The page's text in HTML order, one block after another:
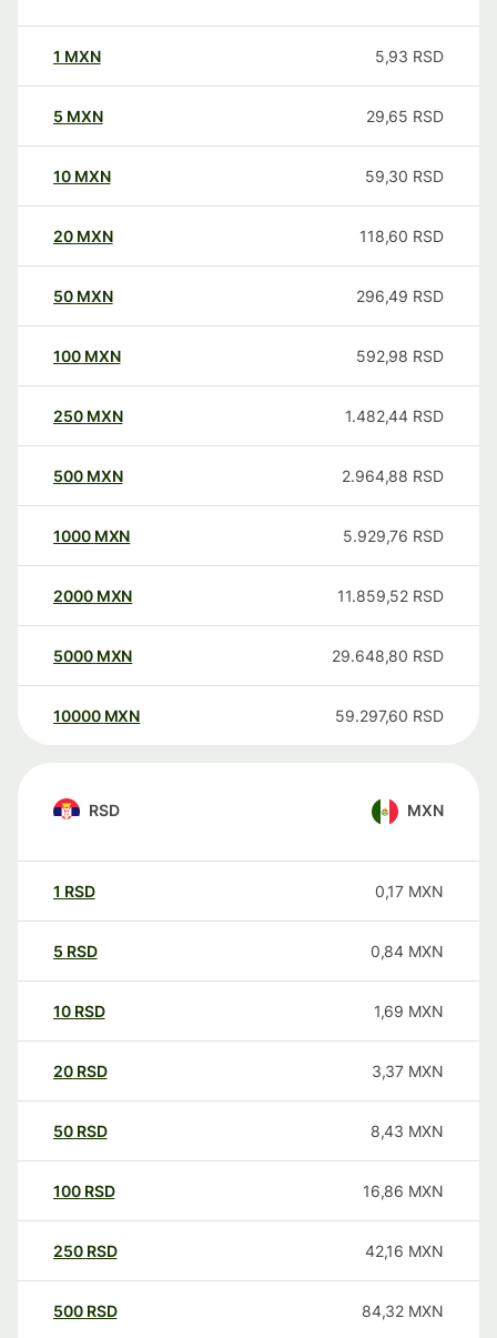
1 MXN 5,93 RSD
5 MXN 29,65 RSD
10 MXN 59,30 RSD
20 MXN 118,60 RSD
50 MXN 296,49 RSD
100 MXN 592,98 RSD
250 MXN 1.482,44 RSD
500 MXN 2.964,88 RSD
1000 MXN 5.929,76 RSD
2000 MXN 11.859,52 RSD
5000 MXN 29.648,80 RSD
10000 MXN 59.297,60 RSD
RSD MXN
1 RSD 0,17 MXN
5 RSD 0,84 MXN
10 RSD 1,69 MXN
20 RSD 3,37 MXN
50 RSD 8,43 MXN
100 RSD 16,86 MXN
250 RSD 42,16 MXN
500 RSD 84,32 MXN